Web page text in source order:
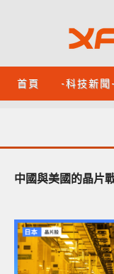
首頁 -科技新聞-
中國與美國的晶片